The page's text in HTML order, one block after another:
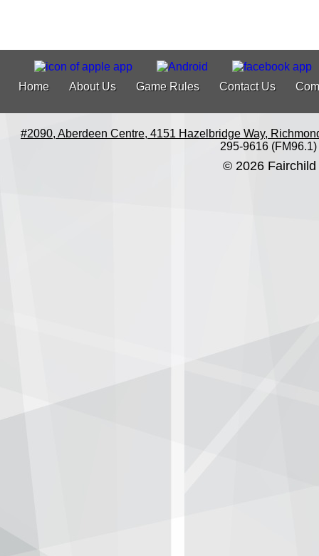
Home About Us Game Rules Contact Us
#2090, Aberdeen Centre, 4151 Hazelbridge Way,
295-9616 (FM96.1)
© 2026 Fairchild